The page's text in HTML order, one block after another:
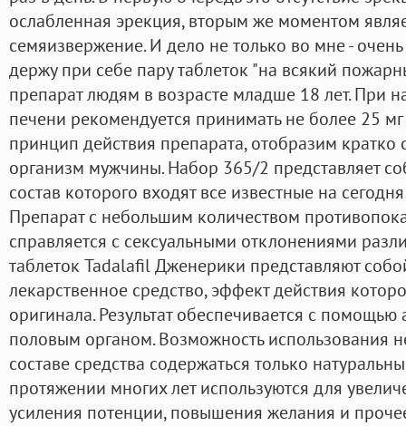
ослабленная эрекция, вторым же моментом
семяизвержение. И дело не только во мне -
держу при себе пару таблеток "на всякий
препарат людям в возрасте младше 18 лет. При
печени рекомендуется принимать не более 25 мг
принцип действия препарата, отобразим кратко
организм мужчины. Набор 365/2 представляет
состав которого входят все известные на
Препарат с небольшим количеством
справляется с сексуальными отклонениями
таблеток Tadalafil Дженерики представляют
лекарственное средство, эффект действия
оригинала. Результат обеспечивается с
половым органом. Возможность использования
составе средства содержаться только
протяжении многих лет используются для
усиления потенции, повышения желания и